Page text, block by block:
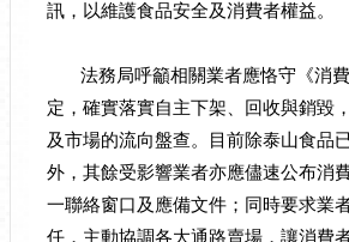
訊，以維護食品安全及消費者權益。
法務局呼籲相關業者應恪守《消費
定，確實落實自主下架、回收與銷毀
及市場的流向盤查。目前除泰山食品
外，其餘受影響業者亦應儘速公布消
一聯絡窗口及應備文件；同時要求業
任，主動協調各大通路賣場，讓消費